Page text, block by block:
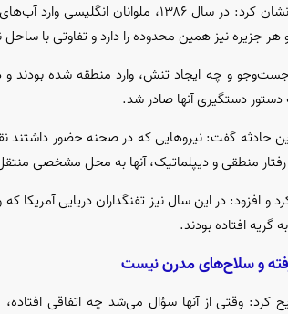
معاون سیاسی نیروی دریایی سپاه خاطرنشان
و چه ایجاد تنش، وارد منطقه شده بودند و
دستور دستگیری آنها صادر شد.
این حادثه گفت: نیرو‌هایی که در صحنه حضور
رفتار منطقی و دیپلماتیک، آنها به محل مشخصی
به حادثه سال ۱۳۹۴ اشاره کرد و افزود: در این سال نیز
افتاده بودند.
و سلاح‌های مدرن نیست
کرد: وقتی از آنها سؤال می‌شد چه اتفاقی